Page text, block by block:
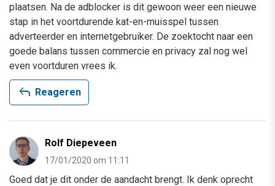
plaatsen. Na de adblocker is dit gewoon weer een nieuwe
stap in het voortdurende kat-en-muisspel tussen
adverteerder en internetgebruiker. De zoektocht naar een
goede balans tussen commercie en privacy zal nog wel
even voortduren vrees ik.
reply Reageren
Rolf Diepeveen
17/01/2020 om 11:11
Goed dat je dit onder de aandacht brengt. Ik denk oprecht